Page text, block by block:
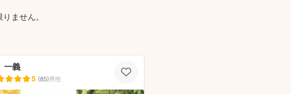
ません。
義
5 (85)男性